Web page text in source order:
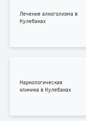
Лечение алкоголизма в
Кулебаках
Наркологическая
клиника в Кулебаках